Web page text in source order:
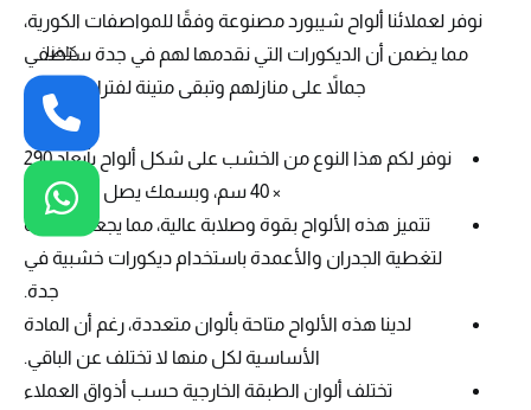
نوفر لعملائنا ألواح شيبورد مصنوعة وفقًا للمواصفات الكورية،
مما يضمن أن الديكورات التي نقدمها لهم في جدة ستضفي
جمالاً على منازلهم وتبقى متينة لفترات طويلة.
نوفر لكم هذا النوع من الخشب على شكل ألواح بأبعاد 290
× 40 سم، وبسمك يصل إلى 80 مم.
تتميز هذه الألواح بقوة وصلابة عالية، مما يجعلها مثالية
لتغطية الجدران والأعمدة باستخدام ديكورات خشبية في
جدة.
لدينا هذه الألواح متاحة بألوان متعددة، رغم أن المادة
الأساسية لكل منها لا تختلف عن الباقي.
تختلف ألوان الطبقة الخارجية حسب أذواق العملاء
كلمنا